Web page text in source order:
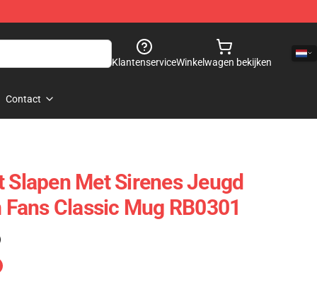
KlantenserviceWinkelwagen bekijken
Contact
Slapen Met Sirenes Jeugd
Classic Mug RB0301